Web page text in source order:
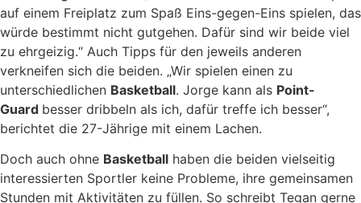
auf einem Freiplatz zum Spaß Eins-gegen-Eins spielen, das
würde bestimmt nicht gutgehen. Dafür sind wir beide viel
zu ehrgeizig.“ Auch Tipps für den jeweils anderen
verkneifen sich die beiden. „Wir spielen einen zu
unterschiedlichen Basketball. Jorge kann als Point-
Guard besser dribbeln als ich, dafür treffe ich besser“,
berichtet die 27-Jährige mit einem Lachen.
Doch auch ohne Basketball haben die beiden vielseitig
interessierten Sportler keine Probleme, ihre gemeinsamen
Stunden mit Aktivitäten zu füllen. So schreibt Tegan gerne